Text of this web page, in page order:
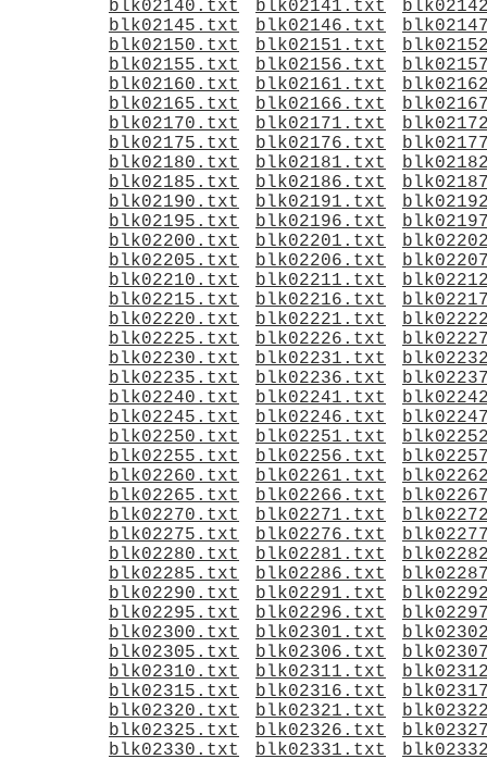
blk02140.txt
blk02141.txt
blk02145.txt
blk02146.txt
blk02150.txt
blk02151.txt
blk02155.txt
blk02156.txt
blk02160.txt
blk02161.txt
blk02165.txt
blk02166.txt
blk02170.txt
blk02171.txt
blk02175.txt
blk02176.txt
blk02180.txt
blk02181.txt
blk02185.txt
blk02186.txt
blk02190.txt
blk02191.txt
blk02195.txt
blk02196.txt
blk02200.txt
blk02201.txt
blk02205.txt
blk02206.txt
blk02210.txt
blk02211.txt
blk02215.txt
blk02216.txt
blk02220.txt
blk02221.txt
blk02225.txt
blk02226.txt
blk02230.txt
blk02231.txt
blk02235.txt
blk02236.txt
blk02240.txt
blk02241.txt
blk02245.txt
blk02246.txt
blk02250.txt
blk02251.txt
blk02255.txt
blk02256.txt
blk02260.txt
blk02261.txt
blk02265.txt
blk02266.txt
blk02270.txt
blk02271.txt
blk02275.txt
blk02276.txt
blk02280.txt
blk02281.txt
blk02285.txt
blk02286.txt
blk02290.txt
blk02291.txt
blk02295.txt
blk02296.txt
blk02300.txt
blk02301.txt
blk02305.txt
blk02306.txt
blk02310.txt
blk02311.txt
blk02315.txt
blk02316.txt
blk02320.txt
blk02321.txt
blk02325.txt
blk02326.txt
blk02330.txt
blk02331.txt